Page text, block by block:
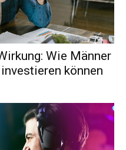
Wie Männer
können